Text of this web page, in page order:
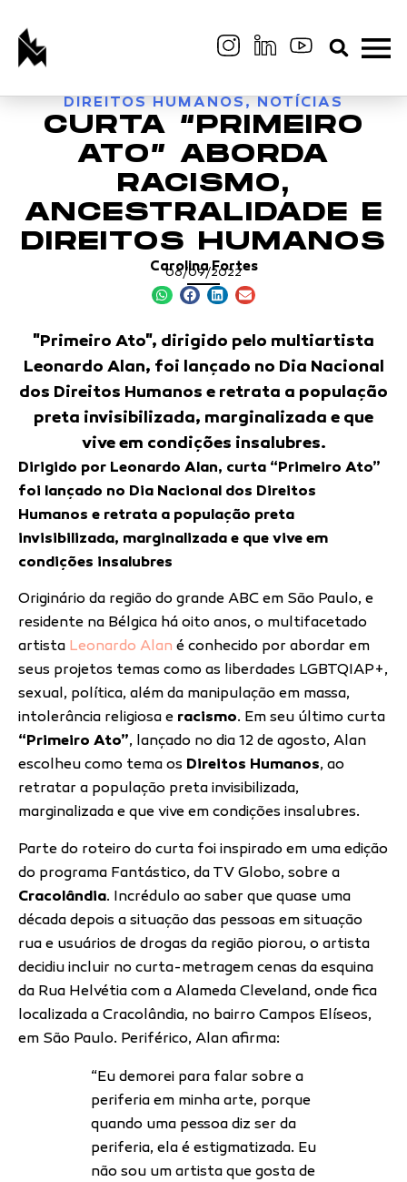
DIREITOS HUMANOS , NOTÍCIAS
CURTA “PRIMEIRO
ATO” ABORDA
RACISMO,
ANCESTRALIDADE E
DIREITOS HUMANOS
Carolina Fortes
06/09/2022
"Primeiro Ato", dirigido pelo multiartista
Leonardo Alan, foi lançado no Dia Nacional
dos Direitos Humanos e retrata a população
preta invisibilizada, marginalizada e que
vive em condições insalubres.
Dirigido por Leonardo Alan, curta “Primeiro Ato”
foi lançado no Dia Nacional dos Direitos
Humanos e retrata a população preta
invisibilizada, marginalizada e que vive em
condições insalubres
Originário da região do grande ABC em São Paulo, e
residente na Bélgica há oito anos, o multifacetado
artista Leonardo Alan é conhecido por abordar em
seus projetos temas como as liberdades LGBTQIAP+,
sexual, política, além da manipulação em massa,
intolerância religiosa e racismo. Em seu último curta
“Primeiro Ato”, lançado no dia 12 de agosto, Alan
escolheu como tema os Direitos Humanos, ao
retratar a população preta invisibilizada,
marginalizada e que vive em condições insalubres.
Parte do roteiro do curta foi inspirado em uma edição
do programa Fantástico, da TV Globo, sobre a
Cracolândia. Incrédulo ao saber que quase uma
década depois a situação das pessoas em situação
rua e usuários de drogas da região piorou, o artista
decidiu incluir no curta-metragem cenas da esquina
da Rua Helvétia com a Alameda Cleveland, onde fica
localizada a Cracolândia, no bairro Campos Elíseos,
em São Paulo. Periférico, Alan afirma:
“Eu demorei para falar sobre a
periferia em minha arte, porque
quando uma pessoa diz ser da
periferia, ela é estigmatizada. Eu
não sou um artista que gosta de